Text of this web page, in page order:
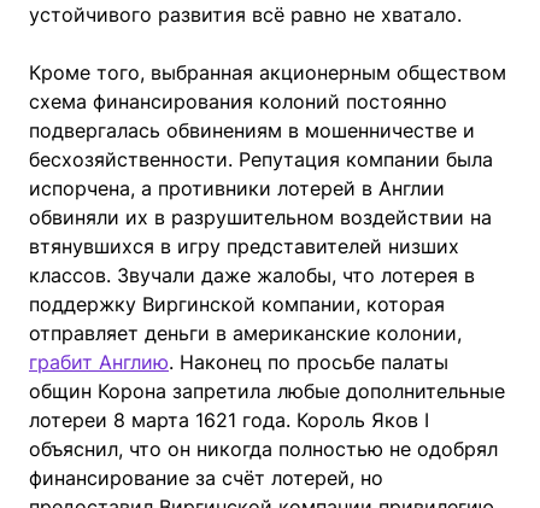
устойчивого развития всё равно не хватало.
Кроме того, выбранная акционерным обществом
схема финансирования колоний постоянно
подвергалась обвинениям в мошенничестве и
бесхозяйственности. Репутация компании была
испорчена, а противники лотерей в Англии
обвиняли их в разрушительном воздействии на
втянувшихся в игру представителей низших
классов. Звучали даже жалобы, что лотерея в
поддержку Виргинской компании, которая
отправляет деньги в американские колонии,
грабит Англию. Наконец по просьбе палаты
общин Корона запретила любые дополнительные
лотереи 8 марта 1621 года. Король Яков I
объяснил, что он никогда полностью не одобрял
финансирование за счёт лотерей, но